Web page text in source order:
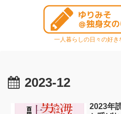
一人暮らしの日々の好き
2023-12
2023年